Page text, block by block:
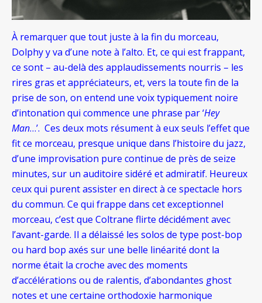
À remarquer que tout juste à la fin du morceau,
Dolphy y va d’une note à l’alto. Et, ce qui est frappant,
ce sont – au-delà des applaudissements nourris – les
rires gras et appréciateurs, et, vers la toute fin de la
prise de son, on entend une voix typiquement noire
d’intonation qui commence une phrase par ‘Hey
Man…’. Ces deux mots résument à eux seuls l’effet que
fit ce morceau, presque unique dans l’histoire du jazz,
d’une improvisation pure continue de près de seize
minutes, sur un auditoire sidéré et admiratif. Heureux
ceux qui purent assister en direct à ce spectacle hors
du commun. Ce qui frappe dans cet exceptionnel
morceau, c’est que Coltrane flirte décidément avec
l’avant-garde. Il a délaissé les solos de type post-bop
ou hard bop axés sur une belle linéarité dont la
norme était la croche avec des moments
d’accélérations ou de ralentis, d’abondantes ghost
notes et une certaine orthodoxie harmonique